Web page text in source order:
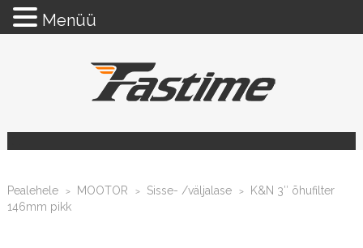
Pealehele > MOOTOR > Sisse- /väljalase >
K&N 3″ õhufilter
146mm pikk
Menüü